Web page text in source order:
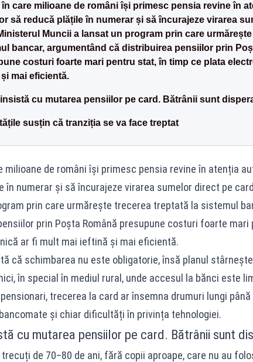
în care milioane de români își primesc pensia revine în
să reducă plățile în numerar și să încurajeze virarea
Muncii a lansat un program prin care
bancar, argumentând că distribuirea pensiilor prin
costuri foarte mari pentru stat, în timp ce plata
mai eficientă.
cu mutarea pensiilor pe card. Bătrânii sunt
susțin că tranziția se va face treptat
milioane de români își primesc pensia revine în atenția
în numerar și să încurajeze virarea sumelor direct pe
prin care urmărește trecerea treptată la sistemul
prin Poșta Română presupune costuri foarte
ar fi mult mai ieftină și mai eficientă.
că schimbarea nu este obligatorie, însă planul
în special în mediul rural, unde accesul la bănci este
trecerea la card ar însemna drumuri lungi
și chiar dificultăți în privința tehnologiei.
cu mutarea pensiilor pe card. Bătrânii sunt
de 70–80 de ani, fără copii aproape, care nu au